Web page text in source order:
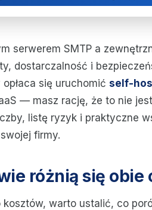
serwerem SMTP a
dostarczalność i
się uruchomić self-
— masz rację, że to nie
listę ryzyk i praktyczne
firmy.
różnią się obie
kosztów, warto ustalić, co